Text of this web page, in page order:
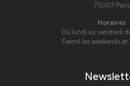
75007 Paris
Horaires
Du lundi au vendredi
Fermé les weekends et